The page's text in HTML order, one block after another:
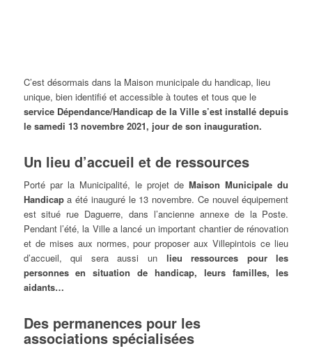
C’est désormais dans la Maison municipale du handicap, lieu
unique, bien identifié et accessible à toutes et tous que le
service Dépendance/Handicap de la Ville s’est installé depuis
le samedi 13 novembre 2021, jour de son inauguration.
Un lieu d’accueil et de ressources
Porté par la Municipalité, le projet de Maison Municipale du
Handicapa été inauguré le 13 novembre. Ce nouvel équipement
est situé rue Daguerre, dans l’ancienne annexe de la Poste.
Pendant l’été, la Ville a lancé un important chantier de rénovation
et de mises aux normes, pour proposer aux Villepintois ce lieu
d’accueil, qui sera aussi un lieu ressources pour les
personnes en situation de handicap, leurs familles, les
aidants…
Des permanences pour les
associations spécialisées